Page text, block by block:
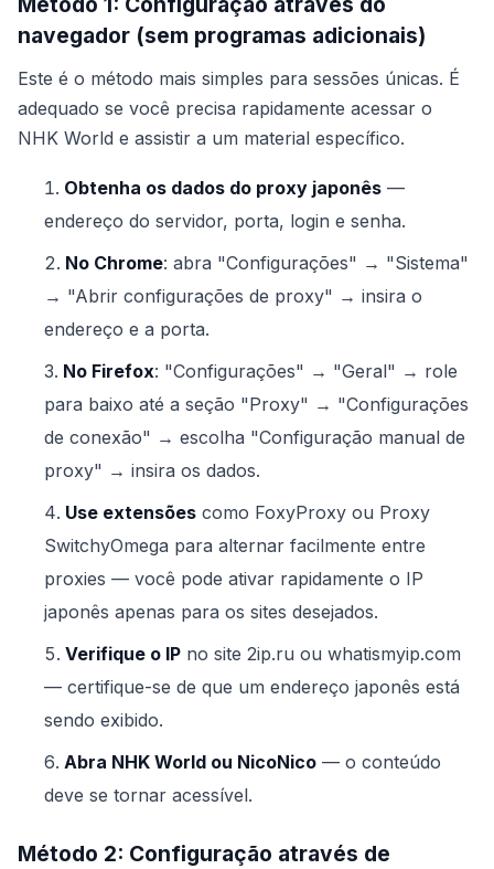
navegador (sem programas adicionais)
Este é o método mais simples para sessões únicas. É
adequado se você precisa rapidamente acessar o
NHK World e assistir a um material específico.
Obtenha os dados do proxy japonês —
endereço do servidor, porta, login e senha.
No Chrome: abra "Configurações" → "Sistema"
→ "Abrir configurações de proxy" → insira o
endereço e a porta.
No Firefox: "Configurações" → "Geral" → role
para baixo até a seção "Proxy" → "Configurações
de conexão" → escolha "Configuração manual de
proxy" → insira os dados.
Use extensões como FoxyProxy ou Proxy
SwitchyOmega para alternar facilmente entre
proxies — você pode ativar rapidamente o IP
japonês apenas para os sites desejados.
Verifique o IP no site 2ip.ru ou whatismyip.com
— certifique-se de que um endereço japonês está
sendo exibido.
Abra NHK World ou NicoNico — o conteúdo
deve se tornar acessível.
Método 2: Configuração através de